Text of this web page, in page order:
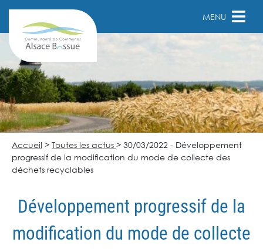
MENU
Accueil > Toutes les actus > 30/03/2022 - Développement
progressif de la modification du mode de collecte des
déchets recyclables
Développement progressif de la
modification du mode de collecte